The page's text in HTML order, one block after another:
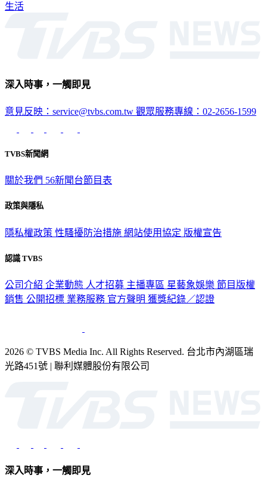
生活
深入時事，一觸即見
意見反映：service@tvbs.com.tw 觀眾服務專線：02-2656-1599
TVBS新聞網
關於我們 56新聞台節目表
政策與隱私
隱私權政策 性騷擾防治措施 網站使用協定 版權宣告
認識 TVBS
公司介紹 企業動態 人才招募 主播專區 星藝象娛樂 節目版權
銷售 公開招標 業務服務 官方聲明 獲獎紀錄／認證
2026 © TVBS Media Inc. All Rights Reserved. 台北市內湖區瑞
光路451號 | 聯利媒體股份有限公司
深入時事，一觸即見